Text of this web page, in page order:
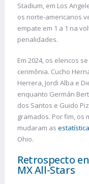
Stadium, em Los
os norte-americanos
empate em 1 a 1 na
penalidades.
Em 2024, os elencos
cerimônia. Cucho
Herrera, Jordi Alba e
enquanto Germán
dos Santos e Guido
gramados. Por fim, os
mudaram as
Ohio.
Retrospecto
MX All-Stars